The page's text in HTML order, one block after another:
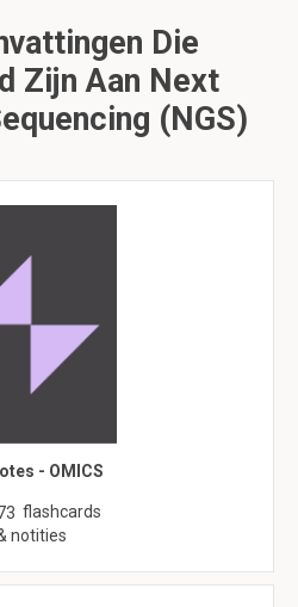
Die
Zijn Aan Next
(NGS)
- OMICS
flashcards
notities